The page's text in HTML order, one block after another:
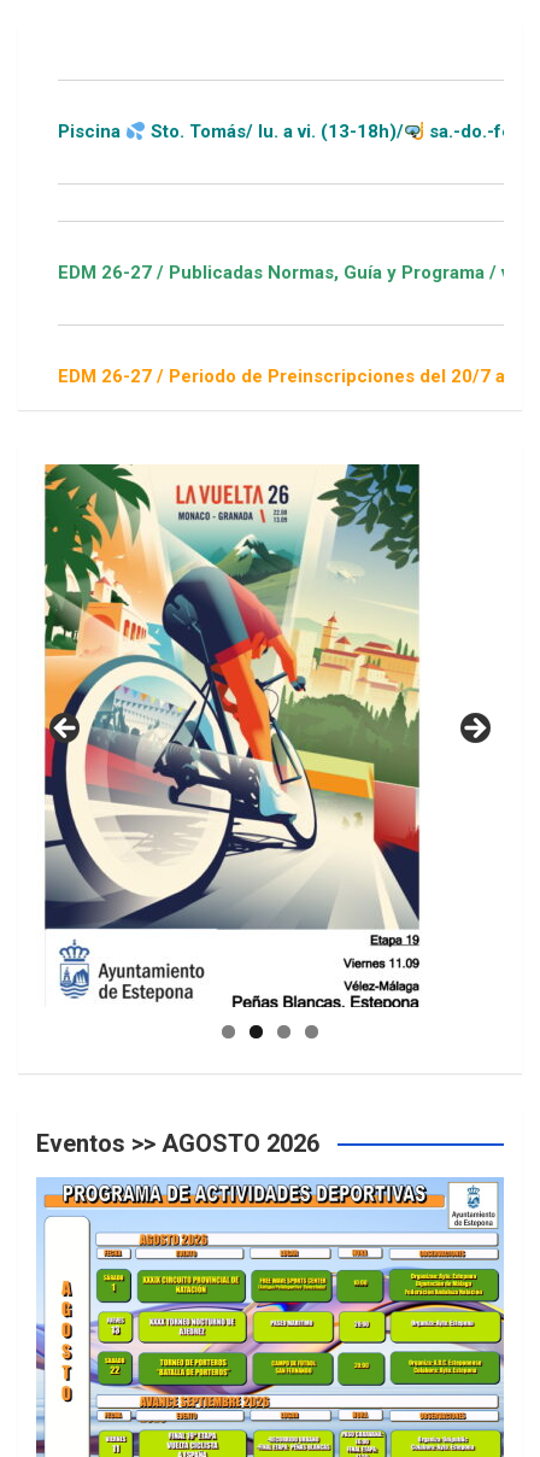
Piscina Sto. Tomás/ lu. a vi. (13-18h)/ sa.-do.-festivos
EDM 26-27 / Publicadas Normas, Guía y Programa / ver
EDM 26-27 / Periodo de Preinscripciones del 20/7 al 16/8 /
GUIA DE INSTALACIONES DEPORTIVAS
Eventos >> AGOSTO 2026